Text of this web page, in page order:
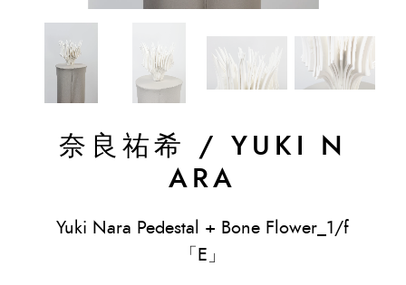
奈良祐希 /YUKI N
ARA
Yuki Nara Pedestal + Bone Flower_1/f
「E」